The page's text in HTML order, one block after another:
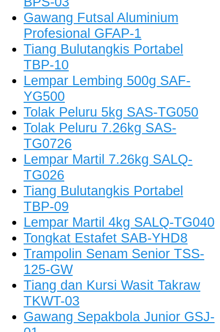
Gawang Futsal Aluminium
Profesional GFAP-1
Tiang Bulutangkis Portabel
TBP-10
Lempar Lembing 500g SAF-
YG500
Tolak Peluru 5kg SAS-TG050
Tolak Peluru 7.26kg SAS-
TG0726
Lempar Martil 7.26kg SALQ-
TG026
Tiang Bulutangkis Portabel
TBP-09
Lempar Martil 4kg SALQ-TG040
Tongkat Estafet SAB-YHD8
Trampolin Senam Senior TSS-
125-GW
Tiang dan Kursi Wasit Takraw
TKWT-03
Gawang Sepakbola Junior GSJ-